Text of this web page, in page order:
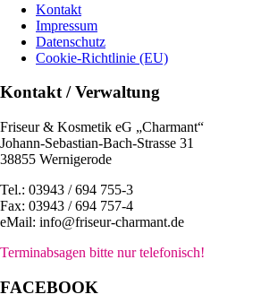
Kontakt
Impressum
Datenschutz
Cookie-Richtlinie (EU)
Kontakt / Verwaltung
Friseur & Kosmetik eG „Charmant“
Johann-Sebastian-Bach-Strasse 31
38855 Wernigerode
Tel.: 03943 / 694 755-3
Fax: 03943 / 694 757-4
eMail: info@friseur-charmant.de
Terminabsagen bitte nur telefonisch!
FACEBOOK